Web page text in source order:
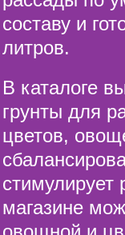
составу и
литров.
В каталоге
грунты для
цветов,
стимулирует
магазине